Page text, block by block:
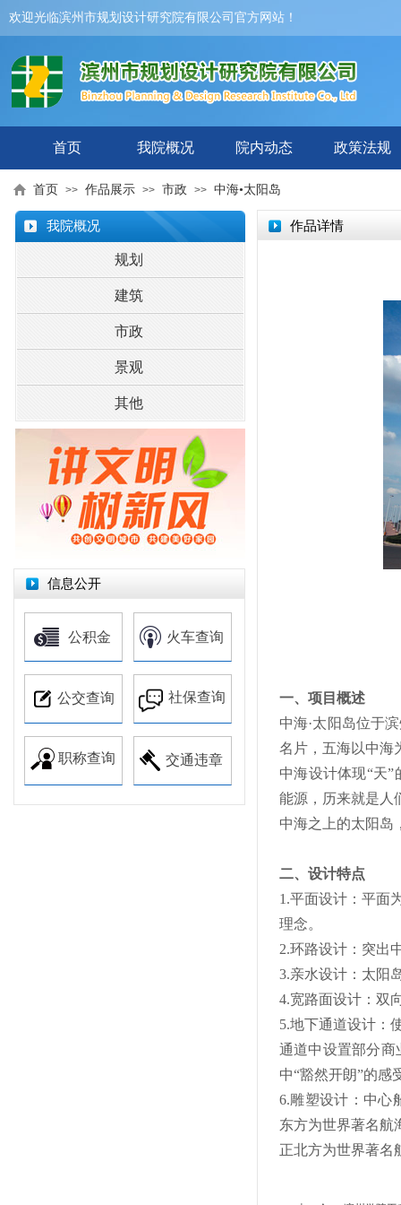
欢迎光临滨州市规划设计研究院有限公司官方网站！
首页 我院概况 院内动态 政策法规
首页 >> 作品展示 >> 市政 >> 中海•太阳岛
我院概况 作品详情
规划
建筑
市政
景观
其他
一、项目概述
中海·太阳岛位于
名片，五海以中海
中海设计体现“天
能源，历来就是人
中海之上的太阳岛
二、设计特点
1.平面设计：平面
理念。
2.环路设计：突出
3.亲水设计：太阳
4.宽路面设计：双
5.地下通道设计：
通道中设置部分商
中“豁然开朗”的感
6.雕塑设计：中心
东方为世界著名航
正北方为世界著名
信息公开
火车查询
公积金
社保查询
公交查询
职称查询 交通违章